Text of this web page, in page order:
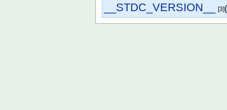
__STDC_VERSION__ [3]